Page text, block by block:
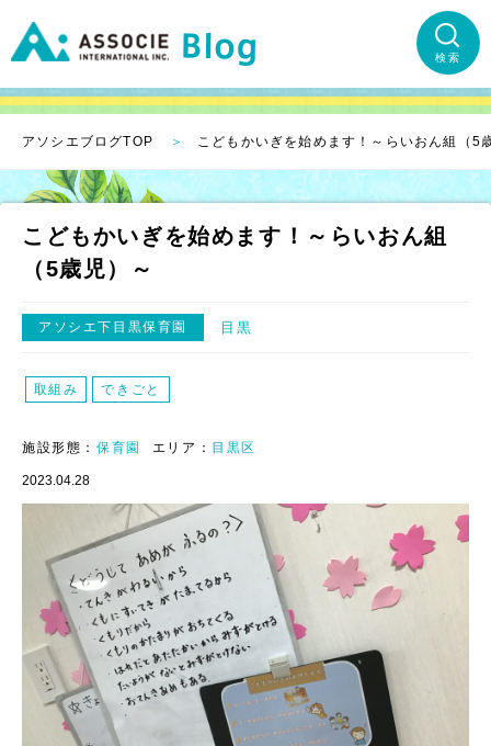
検索
アソシエブログTOP こどもかいぎを始めます！～らいおん組（5
こどもかいぎを始めます！～らいおん組
（5歳児）～
アソシエ下目黒保育園 目黒
取組み できごと
施設形態： 保育園 エリア： 目黒区
2023.04.28